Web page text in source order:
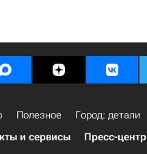
Полезное Город: детали
и сервисы Пресс-центр